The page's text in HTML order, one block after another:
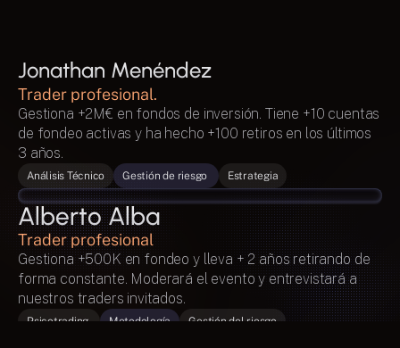
Con quién vas a estar
Jonathan Menéndez
Trader profesional.
Gestiona +2M€ en fondos de inversión. Tiene +10 cuentas
de fondeo activas y ha hecho +100 retiros en los últimos
3 años.
Análisis Técnico Gestión de riesgo Estrategia
Alberto Alba
Trader profesional
Gestiona +500K en fondeo y lleva + 2 años retirando de
forma constante. Moderará el evento y entrevistará a
nuestros traders invitados.
Psicotrading Metodología Gestión del riesgo